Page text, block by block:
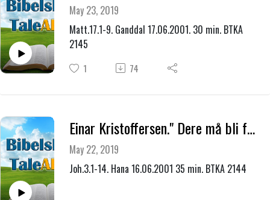
May 23, 2019
Matt.17.1-9. Ganddal 17.06.2001. 30 min. BTKA
2145
1 74
Einar Kristoffersen." Dere må bli født på ny."
May 22, 2019
Joh.3.1-14. Hana 16.06.2001 35 min. BTKA 2144